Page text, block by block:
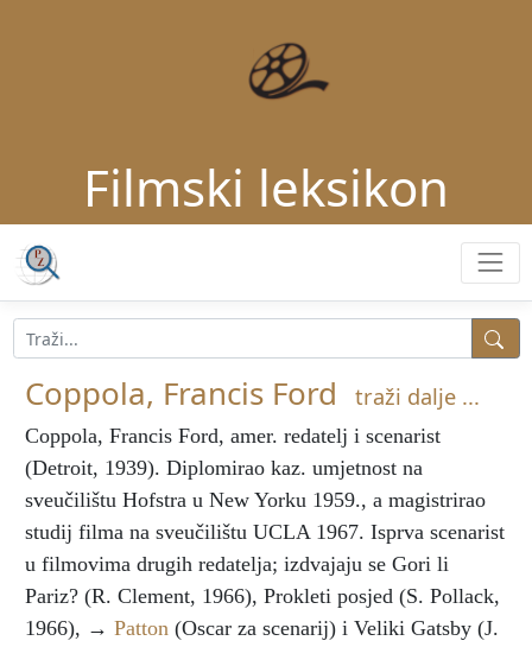
Filmski leksikon
Coppola, Francis Ford traži dalje ...
Coppola, Francis Ford, amer. redatelj i scenarist
(Detroit, 1939). Diplomirao kaz. umjetnost na
sveučilištu Hofstra u New Yorku 1959., a magistrirao
studij filma na sveučilištu UCLA 1967. Isprva scenarist
u filmovima drugih redatelja; izdvajaju se Gori li
Pariz? (R. Clement, 1966), Prokleti posjed (S. Pollack,
1966), → Patton (Oscar za scenarij) i Veliki Gatsby (J.